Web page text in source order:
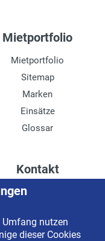
Mietportfolio
Mietportfolio
Sitemap
Marken
Einsätze
Glossar
Kontakt
Kontaktformular
Impressum
Umfang nutzen
dieser Cookies